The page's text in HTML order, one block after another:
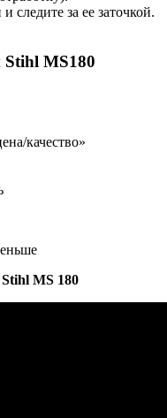
следите за ее заточкой.
MS180
качество»
MS 180